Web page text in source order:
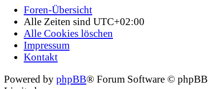
Foren-Übersicht
Alle Zeiten sind UTC+02:00
Alle Cookies löschen
Impressum
Kontakt
Powered by phpBB® Forum Software © phpBB